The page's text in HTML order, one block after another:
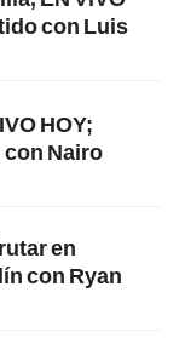
con Luis
HOY;
con Nairo
en
con Ryan